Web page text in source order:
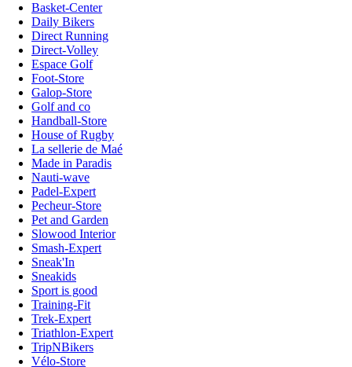
Basket-Center
Daily Bikers
Direct Running
Direct-Volley
Espace Golf
Foot-Store
Galop-Store
Golf and co
Handball-Store
House of Rugby
La sellerie de Maé
Made in Paradis
Nauti-wave
Padel-Expert
Pecheur-Store
Pet and Garden
Slowood Interior
Smash-Expert
Sneak'In
Sneakids
Sport is good
Training-Fit
Trek-Expert
Triathlon-Expert
TripNBikers
Vélo-Store